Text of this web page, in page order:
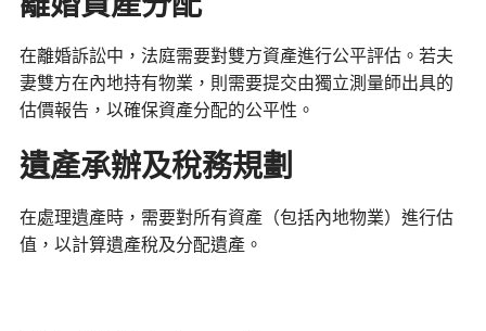
在離婚訴訟中，法庭需要對雙方資產進行公平評估。若夫
妻雙方在內地持有物業，則需要提交由獨立測量師出具的
估價報告，以確保資產分配的公平性。
遺產承辦及稅務規劃
在處理遺產時，需要對所有資產（包括內地物業）進行估
值，以計算遺產稅及分配遺產。